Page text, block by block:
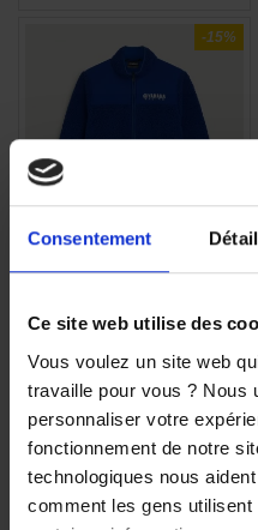
Consentement
Ce site web utilise des
Vous voulez un site web
travaille pour vous ? Nous
personnaliser votre
fonctionnement de notre
technologiques nous
comment les gens
-15%
Polaire Yamaha Paddock
89,00 € -15%
75,65 €
XS S M L